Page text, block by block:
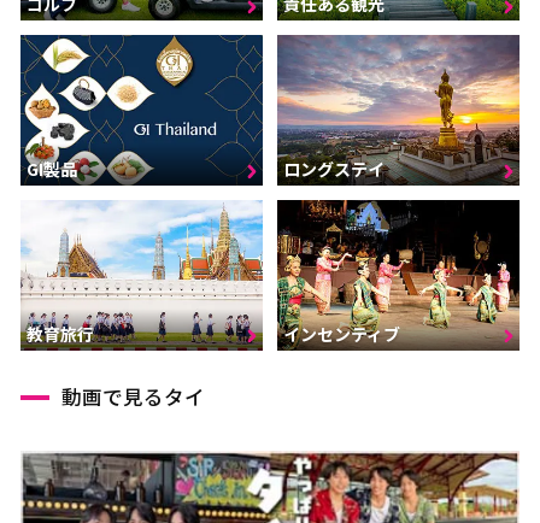
GI製品 ロングステイ
教育旅行 インセンティブ
動画で見るタイ